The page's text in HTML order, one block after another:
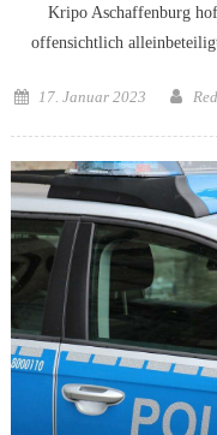
Kripo Aschaffenburg
offensichtlich
Posted
17. Januar 2023